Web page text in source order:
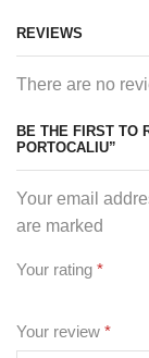
REVIEWS
There are no
BE THE FIRST TO
PORTOCALIU”
Your email
are marked
Your rating *
Your review *